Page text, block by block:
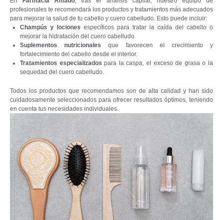
profesionales te recomendará los productos y tratamientos más adecuados
para mejorar la salud de tu cabello y cuero cabelludo. Esto puede incluir:
Champús y lociones específicos para tratar la caída del cabello o
mejorar la hidratación del cuero cabelludo.
Suplementos nutricionales que favorecen el crecimiento y
fortalecimiento del cabello desde el interior.
Tratamientos especializados para la caspa, el exceso de grasa o la
sequedad del cuero cabelludo.
Todos los productos que recomendamos son de alta calidad y han sido
cuidadosamente seleccionados para ofrecer resultados óptimos, teniendo
en cuenta tus necesidades individuales.